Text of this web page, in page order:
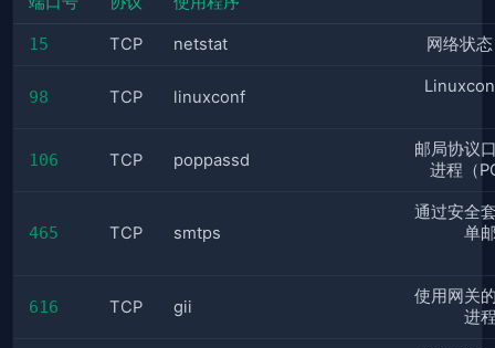
15 TCP netstat 网络状
98 TCP linuxconf
106 TCP poppassd
邮局协议
进程（
465 TCP smtps
通过安全
单
616 TCP gii
使用网关
进